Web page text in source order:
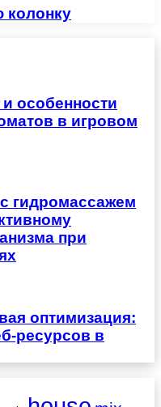
колонку
особенности
в игровом
гидромассажем
при
оптимизация:
ресурсов в